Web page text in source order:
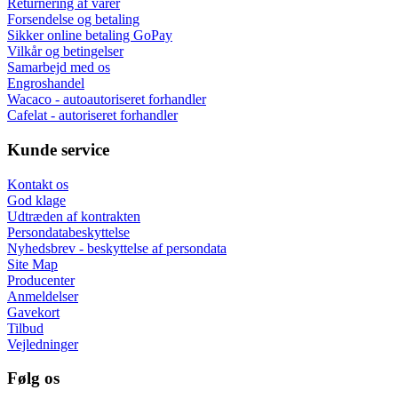
Returnering af varer
Forsendelse og betaling
Sikker online betaling GoPay
Vilkår og betingelser
Samarbejd med os
Engroshandel
Wacaco - autoautoriseret forhandler
Cafelat - autoriseret forhandler
Kunde service
Kontakt os
God klage
Udtræden af kontrakten
Persondatabeskyttelse
Nyhedsbrev - beskyttelse af persondata
Site Map
Producenter
Anmeldelser
Gavekort
Tilbud
Vejledninger
Følg os